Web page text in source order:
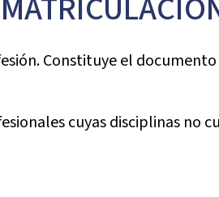
Constituye el
cuyas disciplinas no